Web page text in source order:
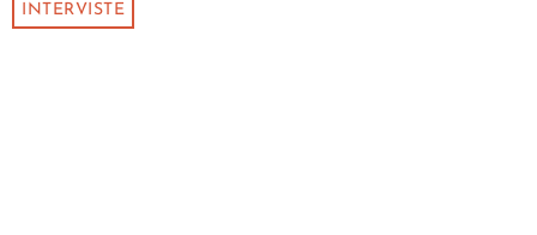
INTERVISTE